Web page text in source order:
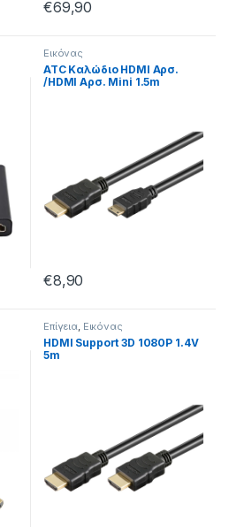
€69,90
Εικόνας
ATC Καλώδιο HDMI Αρσ.
/HDMI Αρσ. Mini 1.5m
€8,90
Επίγεια, Εικόνας
HDMI Support 3D 1080P 1.4V
5m